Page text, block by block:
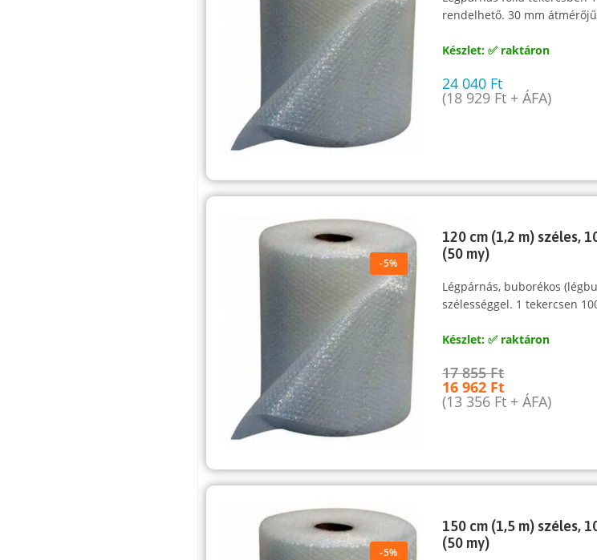
rendelhető. 30 mm
Készlet: ✅ raktáron
24 040 Ft
(18 929 Ft + ÁFA)
-5%
120 cm (1,2 m) széles,
(50 my)
Légpárnás, buborékos
szélességgel. 1 tekercsen
Készlet: ✅ raktáron
17 855Ft
16 962 Ft
(13 356 Ft + ÁFA)
-5%
150 cm (1,5 m) széles,
(50 my)